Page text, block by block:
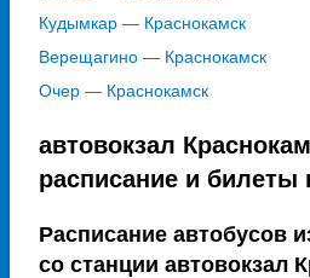
Кудымкар — Краснокамск
Верещагино — Краснокамск
Очер — Краснокамск
автовокзал
расписание и билеты
Расписание автобусов
со станции автовокзал